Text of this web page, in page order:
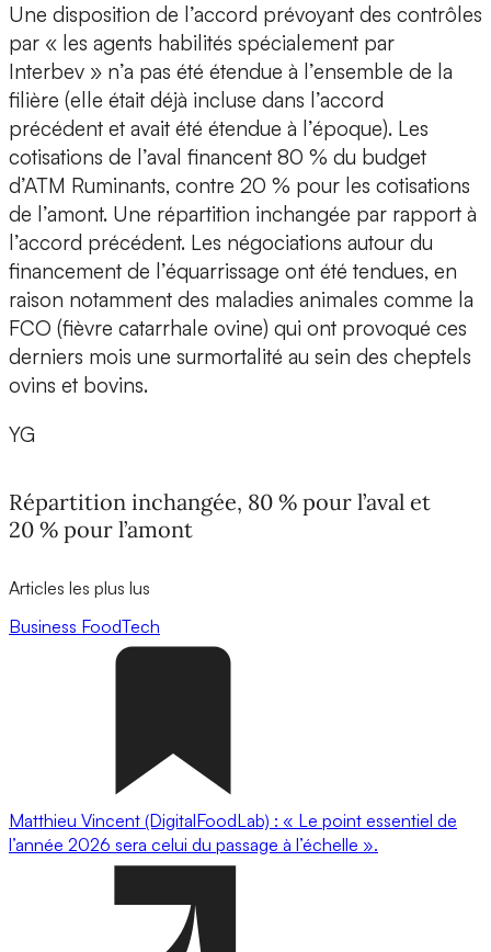
Une disposition de l’accord prévoyant des contrôles
par « les agents habilités spécialement par
Interbev » n’a pas été étendue à l’ensemble de la
filière (elle était déjà incluse dans l’accord
précédent et avait été étendue à l’époque). Les
cotisations de l’aval financent 80 % du budget
d’ATM Ruminants, contre 20 % pour les cotisations
de l’amont. Une répartition inchangée par rapport à
l’accord précédent. Les négociations autour du
financement de l’équarrissage ont été tendues, en
raison notamment des maladies animales comme la
FCO (fièvre catarrhale ovine) qui ont provoqué ces
derniers mois une surmortalité au sein des cheptels
ovins et bovins.
YG
Répartition inchangée, 80 % pour l’aval et
20 % pour l’amont
Articles les plus lus
Business FoodTech
Matthieu Vincent (DigitalFoodLab) : « Le point essentiel de
l’année 2026 sera celui du passage à l’échelle ».